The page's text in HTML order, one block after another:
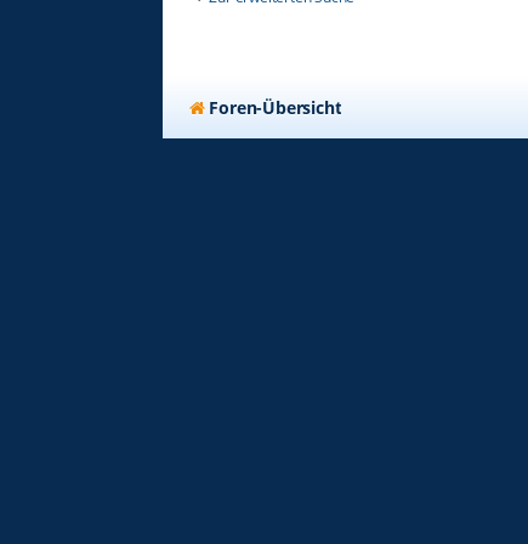
Foren-Übersicht